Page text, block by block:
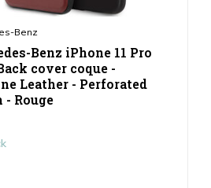
Benz
Benz iPhone 11 Pro
cover coque -
Leather - Perforated
- Rouge